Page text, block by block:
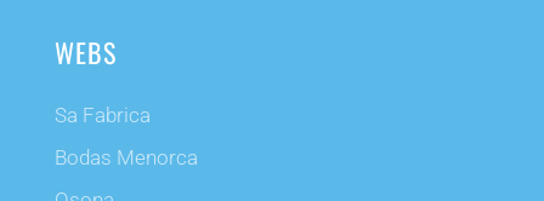
WEBS
Sa Fabrica
Bodas Menorca